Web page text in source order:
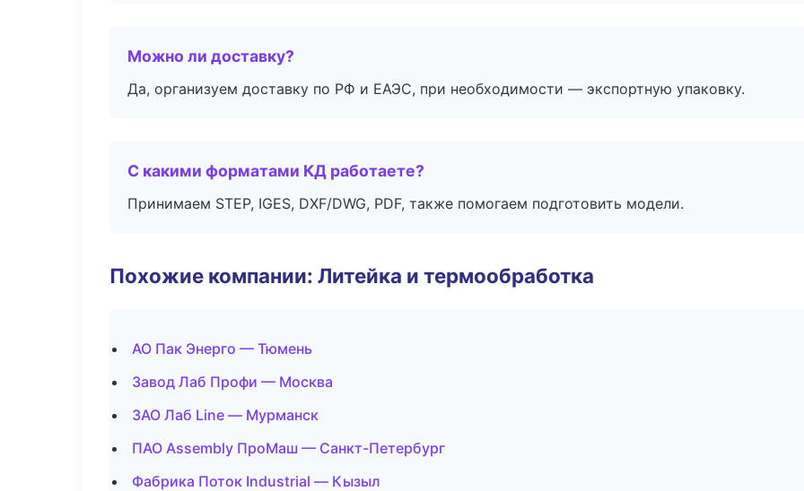
Можно ли доставку?
Да, организуем доставку по РФ и ЕАЭС, при необходимости — экспортную упаковку.
С какими форматами КД работаете?
Принимаем STEP, IGES, DXF/DWG, PDF, также помогаем подготовить модели.
Похожие компании: Литейка и термообработка
АО Пак Энерго — Тюмень
Завод Лаб Профи — Москва
ЗАО Лаб Line — Мурманск
ПАО Assembly ПроМаш — Санкт-Петербург
Фабрика Поток Industrial — Кызыл